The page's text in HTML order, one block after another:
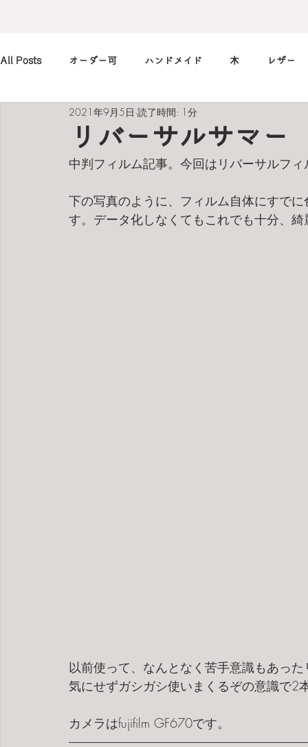
All Posts オーダー可 ハンドメイド 木 レザー
カメラ 本 筆記用具
art 買ったもの 小休止の 習慣
リバーサルサマ
2021年9月5日 読了時間: 1分
中判フィルム記事。今回はリバーサルフ
下の写真のように、フィルム自体にすで
す。データ化しなくてもこれでも十分、
以前使って、なんとなく苦手意識もあっ
気にせずガシガシ使いまくるぞの意識で2
カメラはfujifilm GF670です。